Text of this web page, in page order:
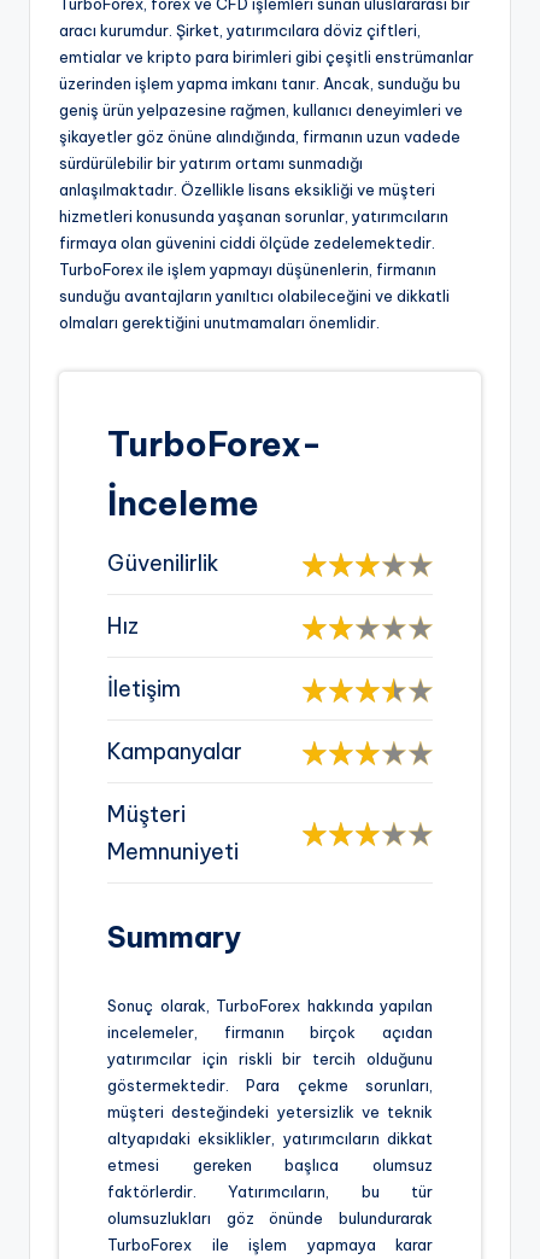
aracı kurumdur. Şirket, yatırımcılara döviz çiftleri,
emtialar ve kripto para birimleri gibi çeşitli enstrümanlar
üzerinden işlem yapma imkanı tanır. Ancak, sunduğu bu
geniş ürün yelpazesine rağmen, kullanıcı deneyimleri ve
şikayetler göz önüne alındığında, firmanın uzun vadede
sürdürülebilir bir yatırım ortamı sunmadığı
anlaşılmaktadır. Özellikle lisans eksikliği ve müşteri
hizmetleri konusunda yaşanan sorunlar, yatırımcıların
firmaya olan güvenini ciddi ölçüde zedelemektedir.
TurboForex ile işlem yapmayı düşünenlerin, firmanın
sunduğu avantajların yanıltıcı olabileceğini ve dikkatli
olmaları gerektiğini unutmamaları önemlidir.
TurboForex-
İnceleme
Güvenilirlik
Hız
İletişim
Kampanyalar
Müşteri
Memnuniyeti
Summary
Sonuç olarak, TurboForex hakkında yapılan
incelemeler, firmanın birçok açıdan
yatırımcılar için riskli bir tercih olduğunu
göstermektedir. Para çekme sorunları,
müşteri desteğindeki yetersizlik ve teknik
altyapıdaki eksiklikler, yatırımcıların dikkat
etmesi gereken başlıca olumsuz
faktörlerdir. Yatırımcıların, bu tür
olumsuzlukları göz önünde bulundurarak
TurboForex ile işlem yapmaya karar